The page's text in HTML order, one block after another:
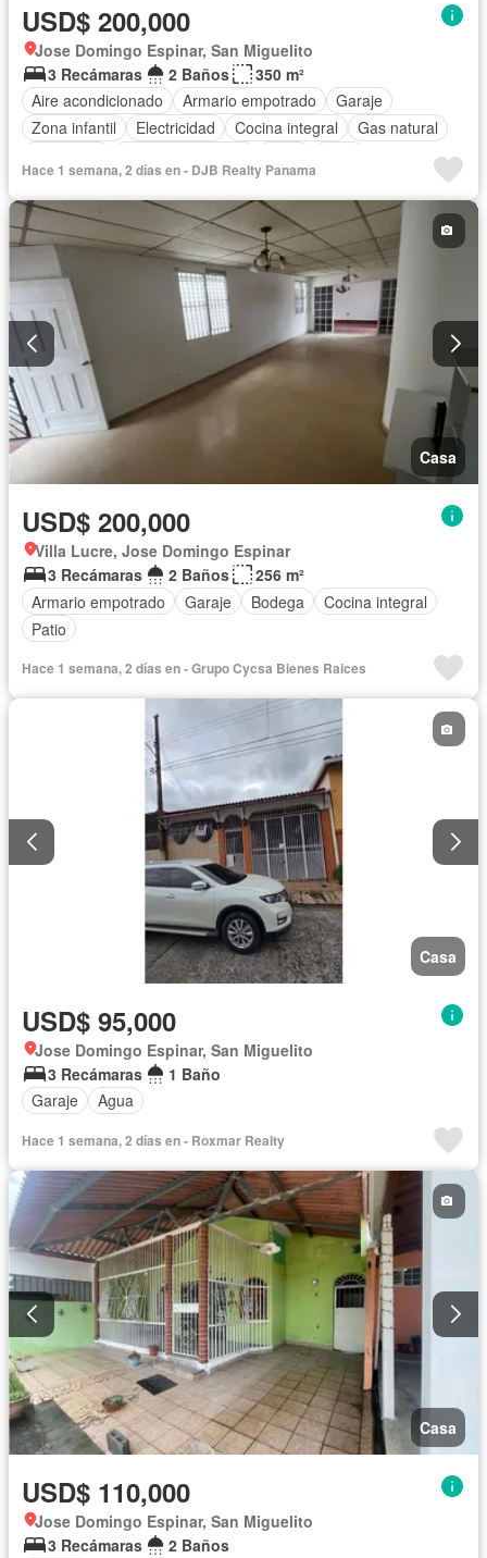
USD$ 200,000
Jose Domingo Espinar, San Miguelito
3 Recámaras
2 Baños
350 m²
Aire acondicionado
Armario empotrado
Garaje
Zona infantil
Electricidad Cocina integral
Gas natural
Hace 1 semana, 2 días en - DJB Realty Panama
Casa
USD$ 200,000
Villa Lucre, Jose Domingo Espinar
3 Recámaras
2 Baños
256 m²
Armario empotrado
Garaje Bodega
Cocina integral
Patio
Hace 1 semana, 2 días en - Grupo Cycsa Bienes Raices
Casa
USD$ 95,000
Jose Domingo Espinar, San Miguelito
3 Recámaras
1 Baño
Garaje
Agua
Hace 1 semana, 2 días en - Roxmar Realty
Casa
USD$ 110,000
Jose Domingo Espinar, San Miguelito
3 Recámaras
2 Baños